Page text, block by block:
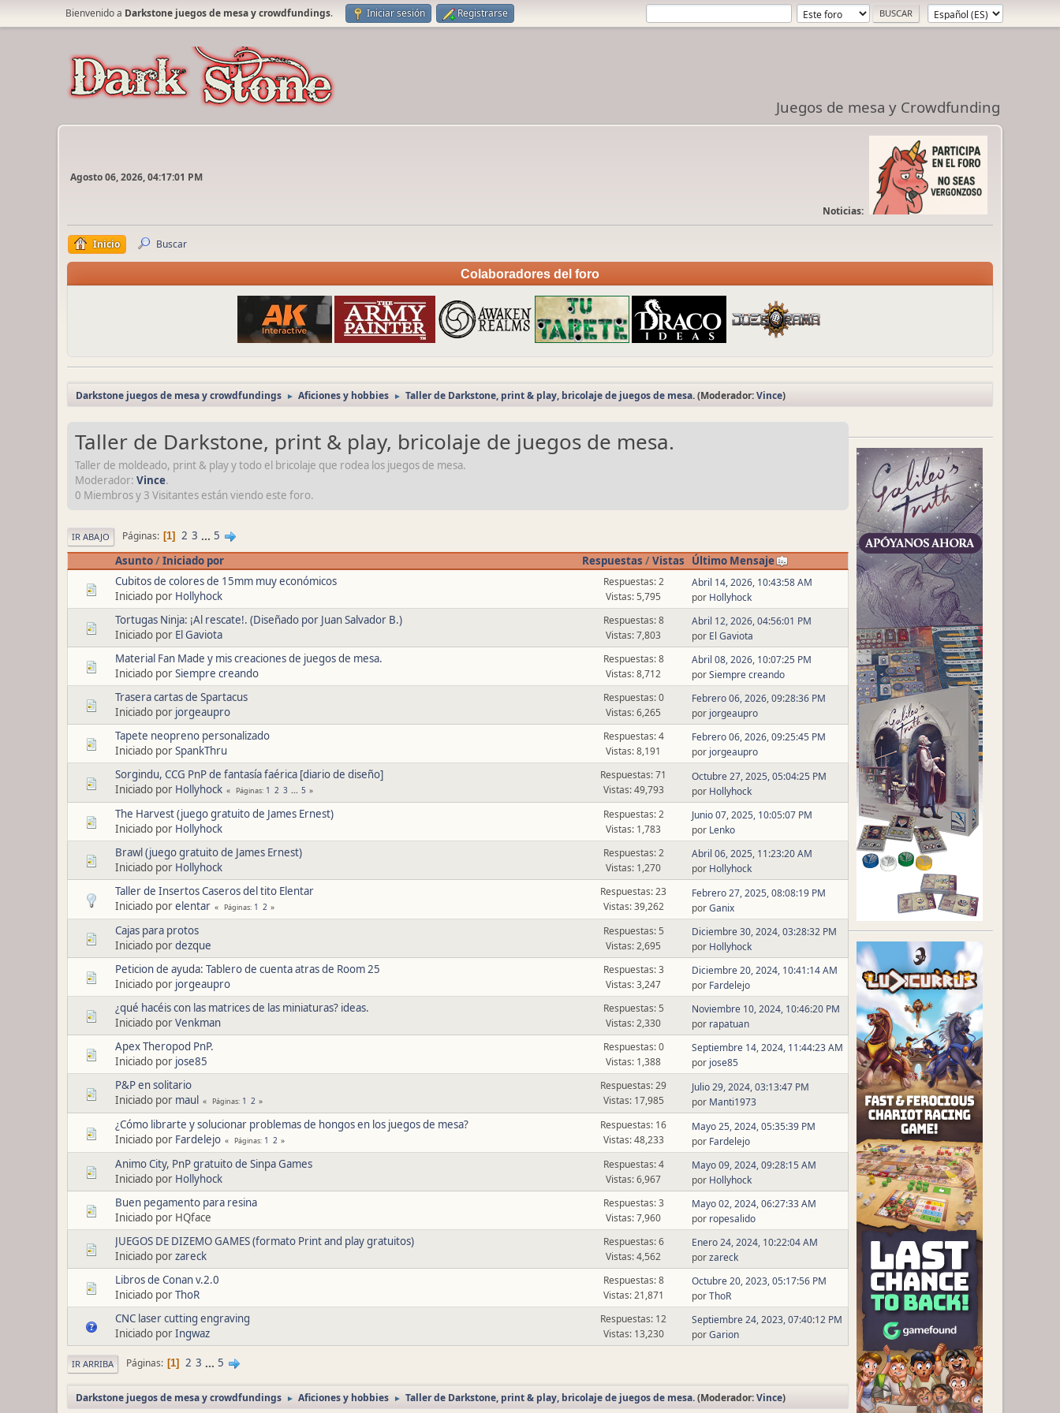
Bienvenido a Darkstone juegos de mesa y crowdfundings. Iniciar sesión Registrarse
Juegos de mesa y Crowdfunding
Agosto 06, 2026, 04:17:01 PM
Noticias:
Inicio Buscar
Colaboradores del foro
Darkstone juegos de mesa y crowdfundings ► Aficiones y hobbies ► Taller de Darkstone, print & play, bricolaje de juegos de mesa.(Moderador:Vince)
Taller de Darkstone, print & play, bricolaje de juegos de mesa.
Taller de moldeado, print & play y todo el bricolaje que rodea los juegos de mesa.
Moderador: Vince.
0 Miembros y 3 Visitantes están viendo este foro.
IR ABAJO Páginas 1 2 3 ... 5
Asunto/Iniciado por Respuestas /Vistas
Último Mensaje
Cubitos de colores de 15mm muy económicos
Iniciado por Hollyhock
Respuestas: 2
Vistas: 5,795
Abril 14, 2026, 10:43:58 AM
por Hollyhock
Tortugas Ninja: ¡Al rescate!. (Diseñado por Juan Salvador B.)
Iniciado por El Gaviota
Respuestas: 8
Vistas: 7,803
Abril 12, 2026, 04:56:01 PM
por El Gaviota
Material Fan Made y mis creaciones de juegos de mesa.
Iniciado porSiempre creando
Respuestas: 8
Vistas: 8,712
Abril 08, 2026, 10:07:25 PM
porSiempre creando
Trasera cartas de Spartacus
Iniciado por jorgeaupro
Respuestas: 0
Vistas: 6,265
Febrero 06, 2026, 09:28:36 PM
por jorgeaupro
Tapete neopreno personalizado
Iniciado porSpankThru
Respuestas: 4
Vistas: 8,191
Febrero 06, 2026, 09:25:45 PM
por jorgeaupro
Sorgindu, CCG PnP de fantasía faérica [diario de diseño]
Iniciado por Hollyhock Páginas 1 2 3 ... 5
Respuestas: 71
Vistas: 49,793
Octubre 27, 2025, 05:04:25 PM
por Hollyhock
The Harvest (juego gratuito de James Ernest)
Iniciado por Hollyhock
Respuestas: 2
Vistas: 1,783
Junio 07, 2025, 10:05:07 PM
por Lenko
Brawl (juego gratuito de James Ernest)
Iniciado por Hollyhock
Respuestas: 2
Vistas: 1,270
Abril 06, 2025, 11:23:20 AM
por Hollyhock
Taller de Insertos Caseros del tito Elentar
Iniciado porelentar Páginas 1 2
Respuestas: 23
Vistas: 39,262
Febrero 27, 2025, 08:08:19 PM
porGanix
Cajas para protos
Iniciado pordezque
Respuestas: 5
Vistas: 2,695
Diciembre 30, 2024, 03:28:32 PM
por Hollyhock
Peticion de ayuda: Tablero de cuenta atras de Room 25
Iniciado por jorgeaupro
Respuestas: 3
Vistas: 3,247
Diciembre 20, 2024, 10:41:14 AM
por Fardelejo
¿qué hacéis con las matrices de las miniaturas? ideas.
Iniciado porVenkman
Respuestas: 5
Vistas: 2,330
Noviembre 10, 2024, 10:46:20 PM
por rapatuan
Apex Theropod PnP.
Iniciado por jose85
Respuestas: 0
Vistas: 1,388
Septiembre 14, 2024, 11:44:23 AM
por jose85
P&P en solitario
Iniciado por maul Páginas 1 2
Respuestas: 29
Vistas: 17,985
Julio 29, 2024, 03:13:47 PM
por Manti1973
¿Cómo librarte y solucionar problemas de hongos en los juegos de mesa?
Iniciado por Fardelejo Páginas 1 2
Respuestas: 16
Vistas: 48,233
Mayo 25, 2024, 05:35:39 PM
por Fardelejo
Animo City, PnP gratuito de Sinpa Games
Iniciado por Hollyhock
Respuestas: 4
Vistas: 6,967
Mayo 09, 2024, 09:28:15 AM
por Hollyhock
Buen pegamento para resina
Iniciado por HQface
Respuestas: 3
Vistas: 7,960
Mayo 02, 2024, 06:27:33 AM
por ropesalido
JUEGOS DE DIZEMO GAMES (formato Print and play gratuitos)
Iniciado porzareck
Respuestas: 6
Vistas: 4,562
Enero 24, 2024, 10:22:04 AM
porzareck
Libros de Conan v.2.0
Iniciado porThoR
Respuestas: 8
Vistas: 21,871
Octubre 20, 2023, 05:17:56 PM
porThoR
CNC laser cutting engraving
Iniciado porIngwaz
Respuestas: 12
Vistas: 13,230
Septiembre 24, 2023, 07:40:12 PM
porGarion
IR ARRIBA Páginas 1 2 3 ... 5
Darkstone juegos de mesa y crowdfundings ► Aficiones y hobbies ► Taller de Darkstone, print & play, bricolaje de juegos de mesa.(Moderador:Vince)